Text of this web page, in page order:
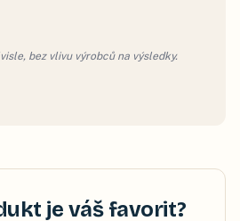
bez vlivu výrobců na výsledky.
je váš favorit?